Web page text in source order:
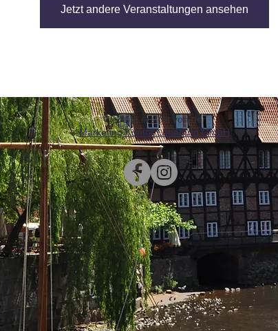
Jetzt andere Veranstaltungen ansehen
Website erstellt von der
Marketing Kontor Lüneburg GmbH